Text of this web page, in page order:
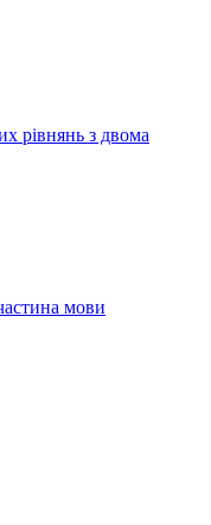
рівнянь з двома
мови